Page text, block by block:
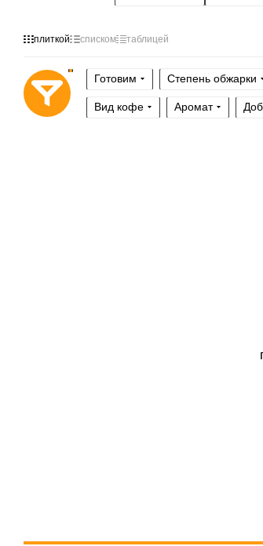
плиткой списком таблицей
Готовим Степень обжарки
Вид кофе Аромат